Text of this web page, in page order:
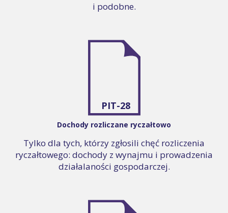
i podobne.
PIT-28
Dochody rozliczane ryczałtowo
Tylko dla tych, którzy zgłosili chęć rozliczenia
ryczałtowego: dochody z wynajmu i prowadzenia
działalaności gospodarczej.